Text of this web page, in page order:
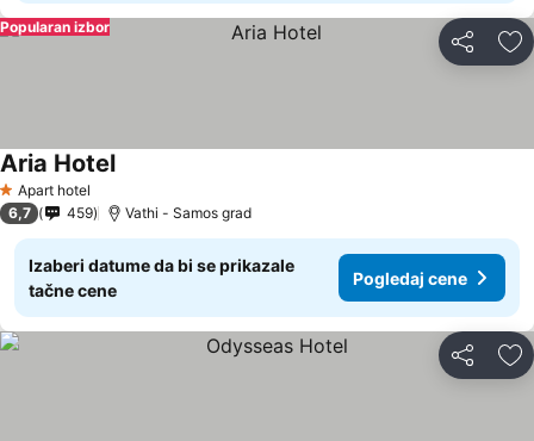
Deli
Popularan izbor
1 Zvezdice
Apart hotel
Aria HotelPogledaj cene
6,7 459 Vathi - Samos grad
Izaberi datume da bi se prikazale
tačne cene
Pogledaj cene
Deli